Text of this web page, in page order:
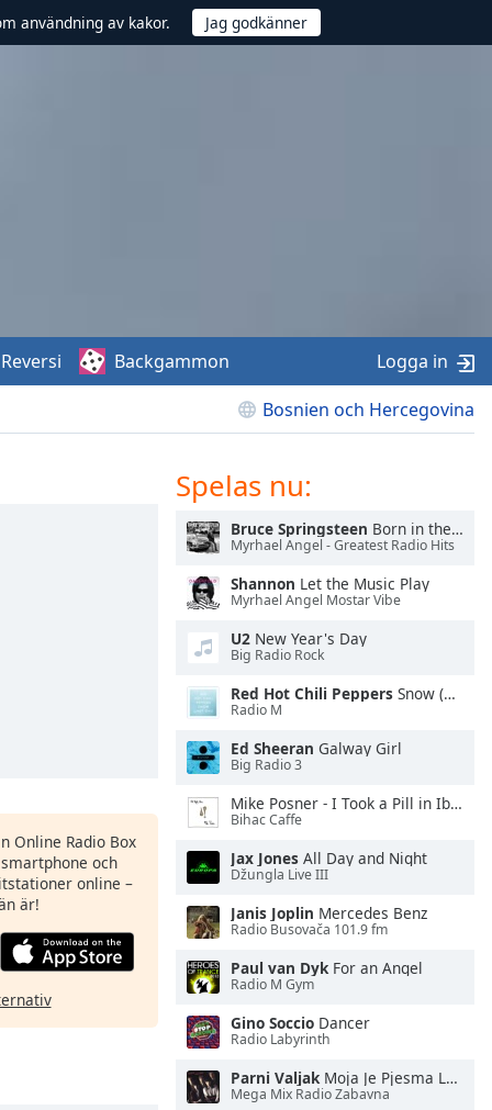
användning av kakor.
Bosnien och Hercegovina
Reversi Backgammon Logga in
Online Radio Box
och
online –
är!
Spelas nu:
Bruce Springsteen Born in the U.S.A.
Myrhael Angel - Greatest Radio Hits
Shannon Let the Music Play
Myrhael Angel Mostar Vibe
U2 New Year's Day
Big Radio Rock
Red Hot Chili Peppers Snow (Hey Oh)
Radio M
Ed Sheeran Galway Girl
Big Radio 3
Mike Posner - I Took a Pill in Ibiza
Bihac Caffe
Jax Jones All Day and Night
Džungla Live III
Janis Joplin Mercedes Benz
Radio Busovača 101.9 fm
Paul van DykFor an Angel
Radio M Gym
Gino Soccio Dancer
Radio Labyrinth
Parni ValjakMoja Je Pjesma Lagana
Mega Mix Radio Zabavna